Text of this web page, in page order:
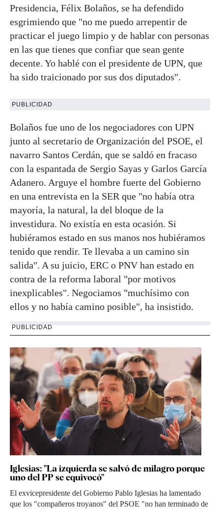
Presidencia, Félix Bolaños, se ha defendido
esgrimiendo que "no me puedo arrepentir de
practicar el juego limpio y de hablar con personas
en las que tienes que confiar que sean gente
decente. Yo hablé con el presidente de UPN, que
ha sido traicionado por sus dos diputados".
PUBLICIDAD
Bolaños fue uno de los negociadores con UPN
junto al secretario de Organización del PSOE, el
navarro Santos Cerdán, que se saldó en fracaso
con la espantada de Sergio Sayas y Garlos García
Adanero. Arguye el hombre fuerte del Gobierno
en una entrevista en la SER que "no había otra
mayoría, la natural, la del bloque de la
investidura. No existía en esta ocasión. Si
hubiéramos estado en sus manos nos hubiéramos
tenido que rendir. Te llevaba a un camino sin
salida". A su juicio, ERC o PNV han estado en
contra de la reforma laboral "por motivos
inexplicables". Negociamos "muchísimo con
ellos y no había camino posible", ha insistido.
PUBLICIDAD
Iglesias: "La izquierda se salvó de milagro porque
uno del PP se equivocó"
El exvicepresidente del Gobierno Pablo Iglesias ha lamentado
que los "compañeros troyanos" del PSOE "no han terminado de